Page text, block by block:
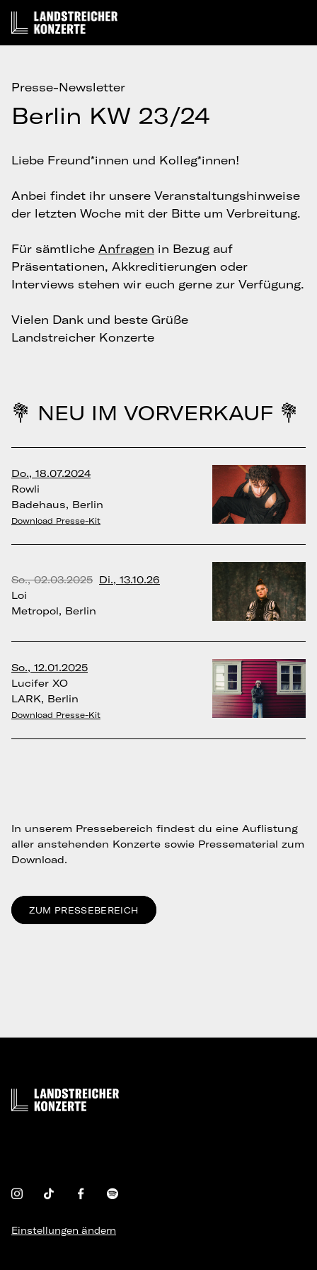
Presse-Newsletter
Berlin KW 23/24
Liebe Freund*innen und Kolleg*innen!
Anbei findet ihr unsere Veranstaltungshinweise
der letzten Woche mit der Bitte um Verbreitung.
Für sämtliche Anfragen in Bezug auf
Präsentationen, Akkreditierungen oder
Interviews stehen wir euch gerne zur Verfügung.
Vielen Dank und beste Grüße
Landstreicher Konzerte
💐 NEU IM VORVERKAUF 💐
Do., 18.07.2024
Rowli
Badehaus, Berlin
Download Presse-Kit
So., 02.03.2025 Di., 13.10.26
Loi
Metropol, Berlin
So., 12.01.2025
Lucifer XO
LARK, Berlin
Download Presse-Kit
In unserem Pressebereich findest du eine Auflistung
aller anstehenden Konzerte sowie Pressematerial zum
Download.
ZUM PRESSEBEREICH
Einstellungen ändern